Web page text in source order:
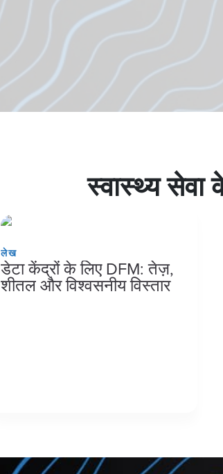
स्वास्थ्य सेवा
लेख
डेटा केंद्रों के लिए DFM: तेज़,
शीतल और विश्वसनीय विस्तार